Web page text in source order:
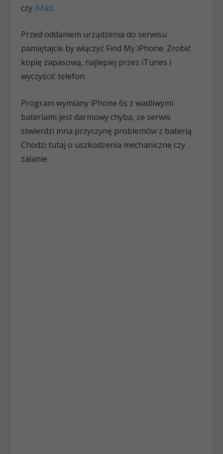
czy iMad.
Przed oddaniem urządzenia do serwisu
pamiętajcie by włączyć Find My iPhone. Zrobić
kopię zapasową, najlepiej przez iTunes i
wyczyścić telefon.
Program wymiany iPhone 6s z wadliwymi
bateriami jest darmowy chyba, że serwis
stwierdzi inna przyczynę problemów z baterią.
Chodzi tutaj o uszkodzenia mechaniczne czy
zalanie.